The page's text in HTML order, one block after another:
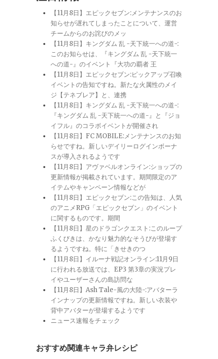
【11月8日】エピックセブン:メンテナンスのお
知らせが遅れてしまったことについて、運営
チームからのお詫びのメッ
【11月8日】キングダム 乱 -天下統一への道-:
このお知らせは、『キングダム 乱 -天下統一
への道-』のイベント『大功の覇者 王
【11月8日】エピックセブン:ピックアップ召喚
イベントの告知ですね。新たな火属性のメイ
ジ【テネブレア】と、連携
【11月8日】キングダム 乱 -天下統一への道-:
『キングダム 乱 -天下統一への道-』と『ジョ
イフル』のコラボイベントが開催され
【11月8日】FC MOBILE:メンテナンスのお知
らせですね。新しいデイリーログインボーナ
スが導入されるようです
【11月8日】アヴァベルオンライン:ショップの
更新情報が掲載されています。期間限定のア
イテムやキャンペーン情報などが
【11月8日】エピックセブン:この告知は、人気
のアニメRPG「エピックセブン」のイベント
に関するものです。期間
【11月8日】星のドラゴンクエスト:このループ
ふくびきは、かなり魅力的なそうびが登場す
るようですね。特に「きせきのつ
【11月8日】イルーナ戦記オンライン:11月9日
に行われる放送では、EP3 第3章の実況プレ
イやユーザーさんの島訪問な
【11月8日】Ash Tale-風の大陸-:アバターラ
インナップの更新情報ですね。新しい衣装や
背中アバターが登場するようです
ニュース速報をチェック
おすすめ関連キャラ弁レシピ